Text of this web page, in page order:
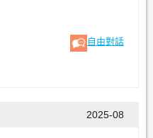
自由對話
2025-08